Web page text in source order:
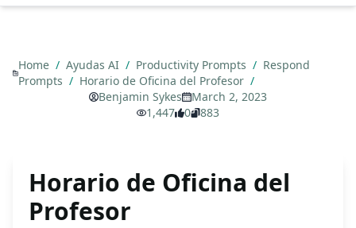
Home / Ayudas AI / Productivity Prompts / Respond
Prompts / Horario de Oficina del Profesor /
Benjamin Sykes
March 2, 2023
1,447
0 883
Horario de Oficina del
Profesor